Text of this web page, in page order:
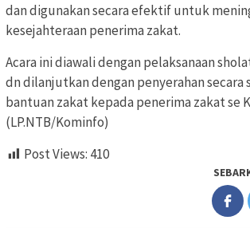
dan digunakan secara efektif untuk
kesejahteraan penerima zakat.
Acara ini diawali dengan pelaksanaan
dn dilanjutkan dengan penyerahan
bantuan zakat kepada penerima zakat se
(LP.NTB/Kominfo)
Post Views: 410